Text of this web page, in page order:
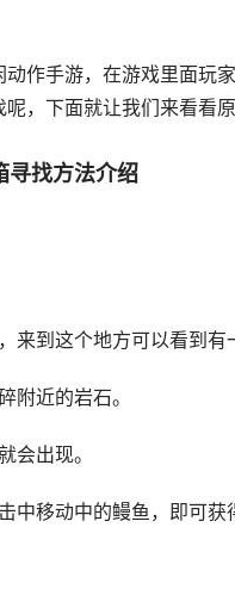
作手游，在游戏里面玩
，下面就让我们来看看
寻找方法介绍
到这个地方可以看到有
近的岩石。
出现。
移动中的鳗鱼，即可获